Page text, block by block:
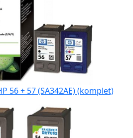
56 + 57 (SA342AE) (komplet)